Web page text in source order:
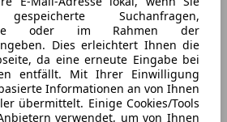
Suchanfragen,
oder im Rahmen der
Dies erleichtert Ihnen die
da eine erneute Eingabe bei
entfällt. Mit Ihrer Einwilligung
Informationen an von Ihnen
übermittelt. Einige Cookies/Tools
verwendet, um von Ihnen